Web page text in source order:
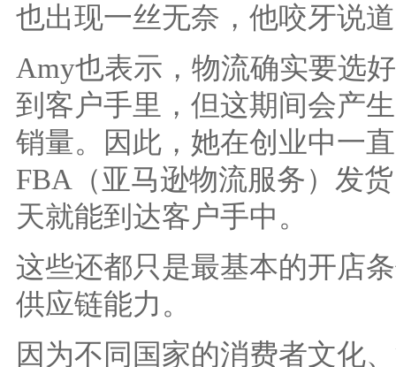
也出现一丝无奈，他咬牙说
Amy也表示，物流确实要选
到客户手里，但这期间会产
销量。因此，她在创业中一
FBA（亚马逊物流服务）发
天就能到达客户手中。
这些还都只是最基本的开店
供应链能力。
因为不同国家的消费者文化